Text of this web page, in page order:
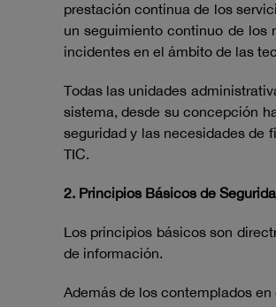
prestación continua de los
un seguimiento continuo de los
incidentes en el ámbito de las
Todas las unidades
sistema, desde su concepción
seguridad y las necesidades de
TIC.
2. Principios Básicos de
Los principios básicos son
de información.
Además de los contemplados